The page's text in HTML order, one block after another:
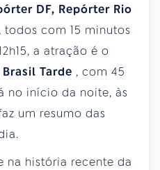
DF, Repórter Rio
, todos com 15 minutos
a atração é o
Tarde , com 45
no início da noite, às
um resumo das
na história recente da